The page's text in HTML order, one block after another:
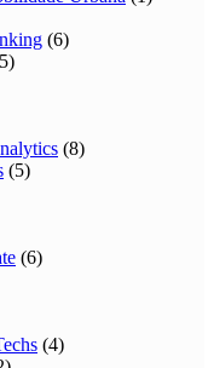
(6)
(8)
(5)
(6)
(4)